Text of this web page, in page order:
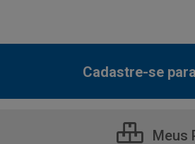
Cadastre-se
Meus